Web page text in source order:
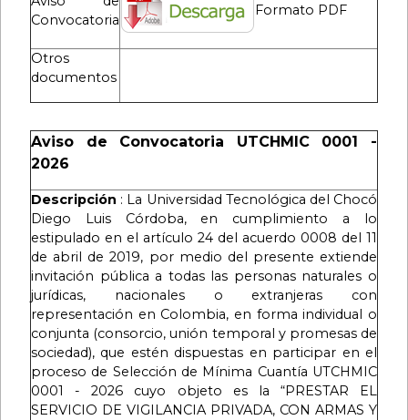
Convocatoria
Formato PDF
Otros
documentos
Aviso de Convocatoria UTCHMIC 0001 -
2026
Descripción : La Universidad Tecnológica del Chocó
Diego Luis Córdoba, en cumplimiento a lo
estipulado en el artículo 24 del acuerdo 0008 del 11
de abril de 2019, por medio del presente extiende
invitación pública a todas las personas naturales o
jurídicas, nacionales o extranjeras con
representación en Colombia, en forma individual o
conjunta (consorcio, unión temporal y promesas de
sociedad), que estén dispuestas en participar en el
proceso de Selección de Mínima Cuantía UTCHMIC
0001 - 2026 cuyo objeto es la “PRESTAR EL
SERVICIO DE VIGILANCIA PRIVADA, CON ARMAS Y